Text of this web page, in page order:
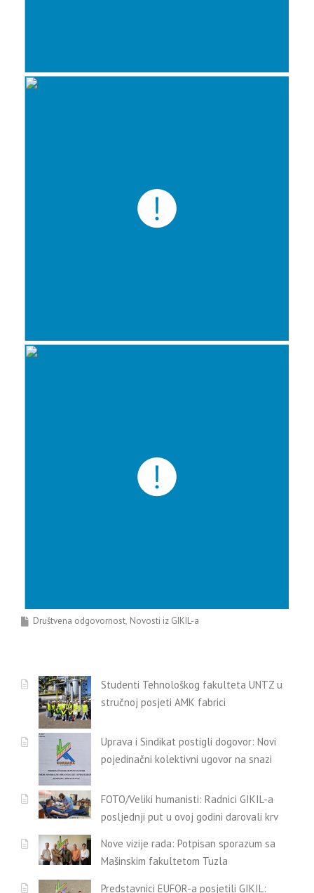
Društvena odgovornost Novosti iz GIKIL-a
Studenti Tehnološkog fakulteta UNTZ u
stručnoj posjeti AMK fabrici
Uprava i Sindikat postigli dogovor: Novi
pojedinačni kolektivni ugovor na snazi
FOTO/Veliki humanisti: Radnici GIKIL-a
posljednji put u ovoj godini darovali krv
Nove vizije rada: Potpisan sporazum sa
Mašinskim fakultetom Tuzla
Predstavnici EUFOR-a posjetili GIKIL: